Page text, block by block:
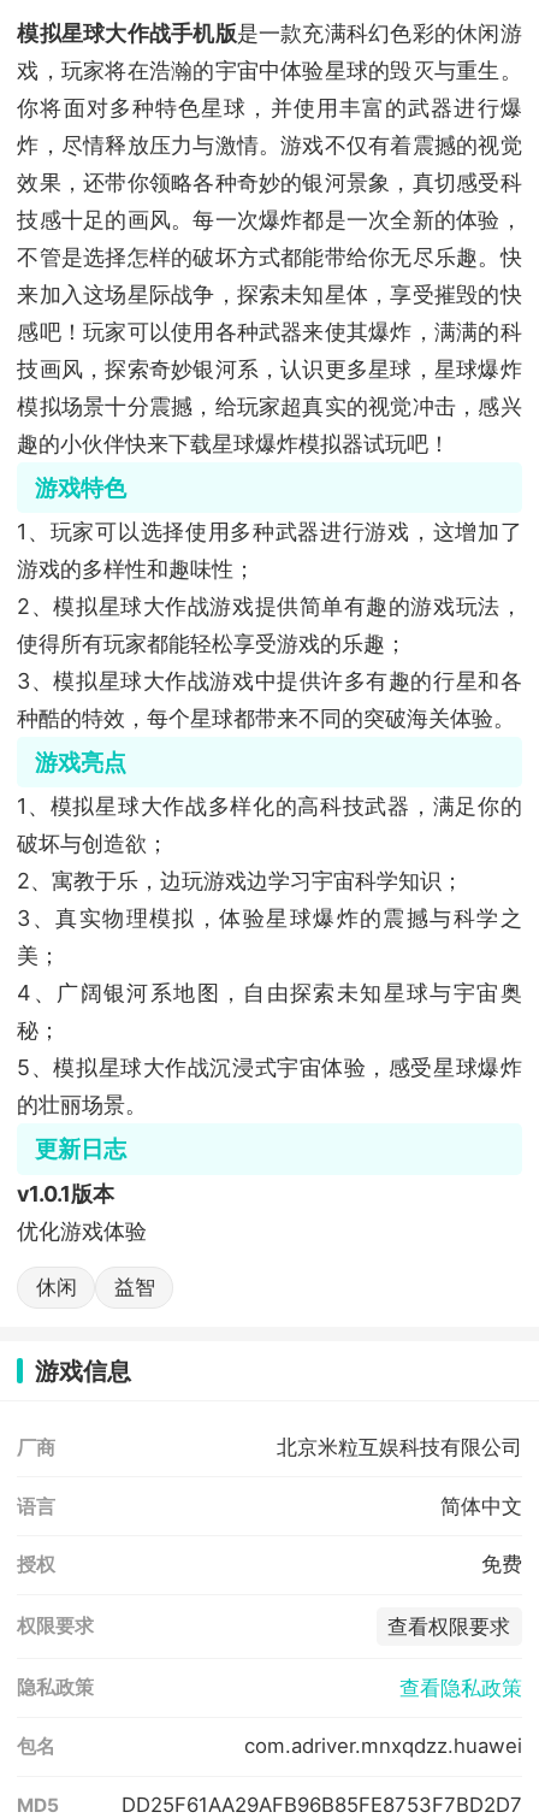
模拟星球大作战手机版是一款充满科幻色彩的休闲游
戏，玩家将在浩瀚的宇宙中体验星球的毁灭与重生。
你将面对多种特色星球，并使用丰富的武器进行爆
炸，尽情释放压力与激情。游戏不仅有着震撼的视觉
效果，还带你领略各种奇妙的银河景象，真切感受科
技感十足的画风。每一次爆炸都是一次全新的体验，
不管是选择怎样的破坏方式都能带给你无尽乐趣。快
来加入这场星际战争，探索未知星体，享受摧毁的快
感吧！玩家可以使用各种武器来使其爆炸，满满的科
技画风，探索奇妙银河系，认识更多星球，星球爆炸
模拟场景十分震撼，给玩家超真实的视觉冲击，感兴
趣的小伙伴快来下载星球爆炸模拟器试玩吧！
游戏特色
1、玩家可以选择使用多种武器进行游戏，这增加了
游戏的多样性和趣味性；
2、模拟星球大作战游戏提供简单有趣的游戏玩法，
使得所有玩家都能轻松享受游戏的乐趣；
3、模拟星球大作战游戏中提供许多有趣的行星和各
种酷的特效，每个星球都带来不同的突破海关体验。
游戏亮点
1、模拟星球大作战多样化的高科技武器，满足你的
破坏与创造欲；
2、寓教于乐，边玩游戏边学习宇宙科学知识；
3、真实物理模拟，体验星球爆炸的震撼与科学之
美；
4、广阔银河系地图，自由探索未知星球与宇宙奥
秘；
5、模拟星球大作战沉浸式宇宙体验，感受星球爆炸
的壮丽场景。
更新日志
v1.0.1版本
优化游戏体验
休闲 益智
游戏信息
厂商 北京米粒互娱科技有限公司
语言 简体中文
授权 免费
权限要求 查看权限要求
隐私政策 查看隐私政策
包名 com.adriver.mnxqdzz.huawei
MD5 DD25F61AA29AFB96B85FE8753F7BD2D7